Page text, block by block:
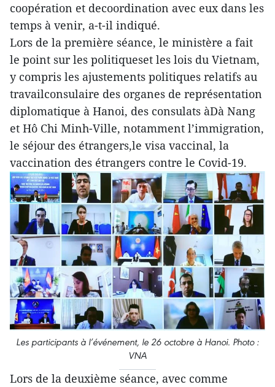
coopération et decoordination avec eux dans les
temps à venir, a-t-il indiqué.
Lors de la première séance, le ministère a fait
le point sur les politiqueset les lois du Vietnam,
y compris les ajustements politiques relatifs au
travailconsulaire des organes de représentation
diplomatique à Hanoi, des consulats àDà Nang
et Hô Chi Minh-Ville, notamment l’immigration,
le séjour des étrangers,le visa vaccinal, la
vaccination des étrangers contre le Covid-19.
Les participants à l’événement, le 26 octobre à Hanoi. Photo :
VNA
Lors de la deuxième séance, avec comme